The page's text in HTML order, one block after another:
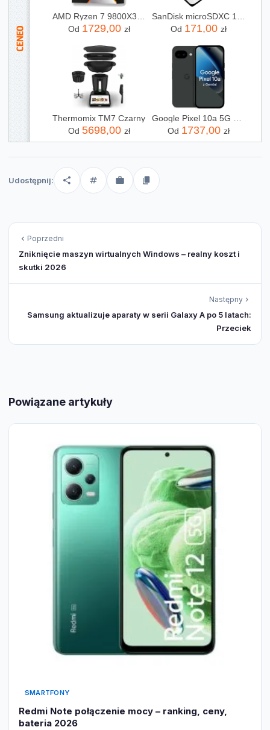
AMD Ryzen 7 9800X3D 4,7GHz OEM
Od 1729,00 zł
SanDisk microSDXC 128GB High Endurance Class10 (SDSQQNR128GGN6IA)
Od 171,00 zł
Thermomix TM7 Czarny
Od 5698,00 zł
Google Pixel 10a 5G 8/128GB Obsydian
Od 1737,00 zł
Udostępnij:
Poprzedni
Zniknięcie maszyn wirtualnych Windows – realny koszt i
skutki 2026
Następny
Samsung aktualizuje aparaty w serii Galaxy A po 5 latach:
Przeciek
Powiązane artykuły
SMARTFONY
Redmi Note połączenie mocy – ranking, ceny,
bateria 2026